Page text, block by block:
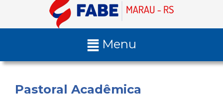
Menu
Pastoral Acadêmica